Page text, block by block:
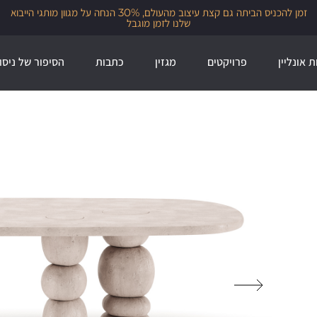
זמן להכניס הביתה גם קצת עיצוב מהעולם, 30% הנחה על מגוון מותגי הייבוא
שלנו לזמן מוגבל
אונליין פרויקטים מגזין כתבות הסיפור של ניסו